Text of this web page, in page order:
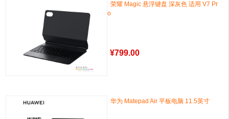
荣耀 Magic 悬浮键盘 深灰色 适用 V7 Pr
o
¥799.00
华为 Matepad Air 平板电脑 11.5英寸